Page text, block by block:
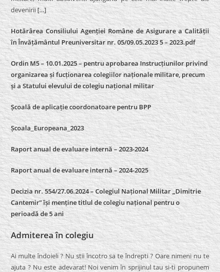
devenirii […]
Hotărârea Consiliului Agenției Române de Asigurare a Calității
în Învățământul Preuniversitar nr. 05/09.05.2023 5 – 2023.pdf
Ordin M5 – 10.01.2025 – pentru aprobarea Instrucțiunilor privind
organizarea și fucționarea colegiilor naționale militare, precum
și a Statului elevului de colegiu național militar
Școală de aplicație coordonatoare pentru BPP
Școala_Europeana_2023
Raport anual de evaluare internă – 2023-2024
Raport anual de evaluare internă –2024-2025
Decizia nr. 554/27.06.2024 – Colegiul Național Militar „Dimitrie
Cantemir” își menține titlul de colegiu național pentru o
perioadă de 5 ani
Admiterea în colegiu
Ai multe îndoieli ? Nu stii încotro sa te îndrepti ? Oare nimeni nu te
ajuta ? Nu este adevarat! Noi venim în sprijinul tau si-ti propunem